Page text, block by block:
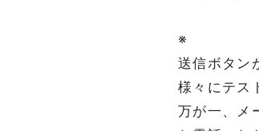
※
送信ボタン
様々にテス
万が一、メ